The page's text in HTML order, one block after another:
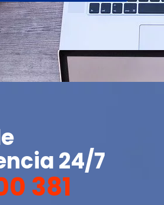
24/7
381